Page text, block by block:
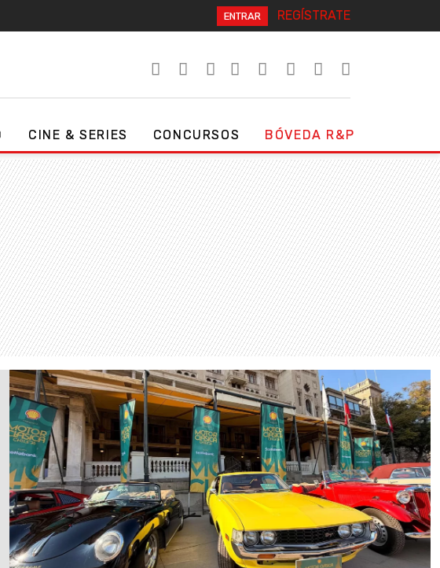
ENTRAR REGÍSTRATE
CINE & SERIES CONCURSOS BÓVEDA R&P